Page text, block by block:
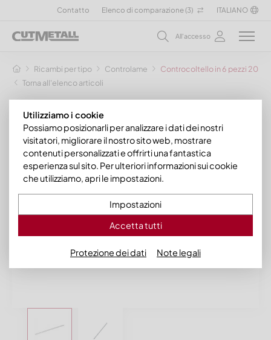
Contatto Elenco di comparazione (3) ITALIANO
All'accesso
Ricambi per tipo Controlame
Controcoltello in 6 pezzi
Torna all'elenco articoli
Utilizziamo i cookie
Possiamo posizionarli per analizzare i dati dei nostri
visitatori, migliorare il nostro sito web, mostrare
contenuti personalizzati e offrirti una fantastica
esperienza sul sito. Per ulteriori informazioni sui cookie
che utilizziamo, apri le impostazioni.
Impostazioni
Accetta tutti
Protezione dei dati Note legali